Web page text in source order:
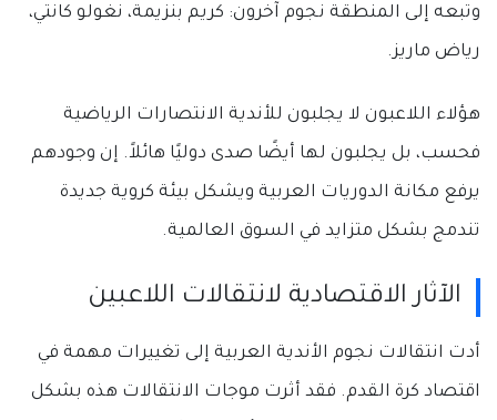
وتبعه إلى المنطقة نجوم آخرون: كريم بنزيمة، نغولو كانتي،
رياض ماريز.
هؤلاء اللاعبون لا يجلبون للأندية الانتصارات الرياضية
فحسب، بل يجلبون لها أيضًا صدى دوليًا هائلاً. إن وجودهم
يرفع مكانة الدوريات العربية ويشكل بيئة كروية جديدة
تندمج بشكل متزايد في السوق العالمية.
الآثار الاقتصادية لانتقالات اللاعبين
أدت انتقالات نجوم الأندية العربية إلى تغييرات مهمة في
اقتصاد كرة القدم. فقد أثرت موجات الانتقالات هذه بشكل